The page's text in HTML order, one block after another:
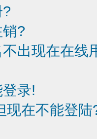
?
出现在在线
录!
现在不能登陆